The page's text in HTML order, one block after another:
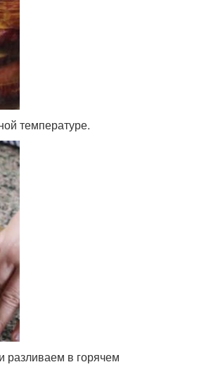
температуре.
разливаем в горячем